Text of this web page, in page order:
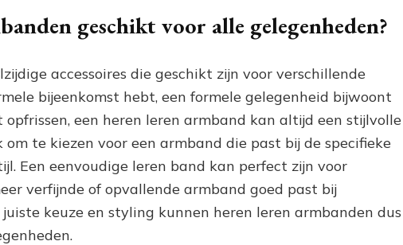
geschikt voor alle gelegenheden?
accessoires die geschikt zijn voor verschillende
bijeenkomst hebt, een formele gelegenheid bijwoont
een heren leren armband kan altijd een stijlvolle
te kiezen voor een armband die past bij de specifieke
Een eenvoudige leren band kan perfect zijn voor
verfijnde of opvallende armband goed past bij
keuze en styling kunnen heren leren armbanden dus